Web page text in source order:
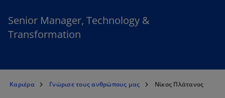
Senior Manager, Technology &
Transformation
Καριέρα Γνώρισε τους ανθρώπους μας Νίκος Πλάτανος